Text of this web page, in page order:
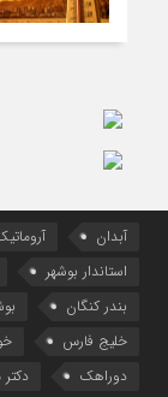
آبدان
استاندار بوشهر
بندر کنگان
خلیج فارس
دوراهک